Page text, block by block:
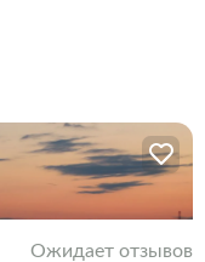
Ожидает отзывов